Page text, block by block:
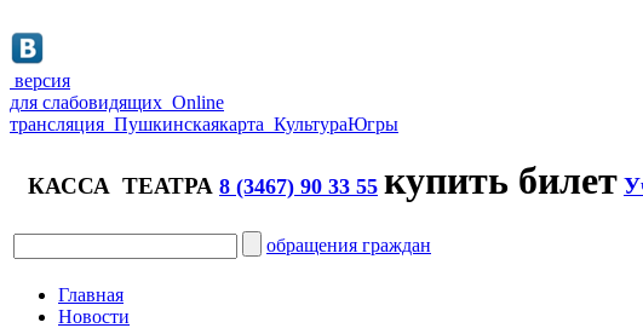
версия
для слабовидящих Online
трансляция Пушкинскаякарта КультураЮгры
КАССА ТЕАТРА 8 (3467) 90 33 55 купить билет
обращения граждан
Главная
Новости